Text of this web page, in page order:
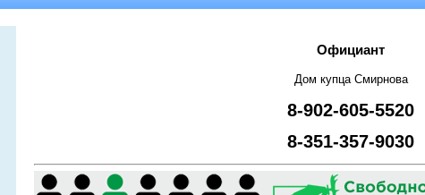
Официант
Дом купца Смирнова
8-902-605-5520
8-351-357-9030